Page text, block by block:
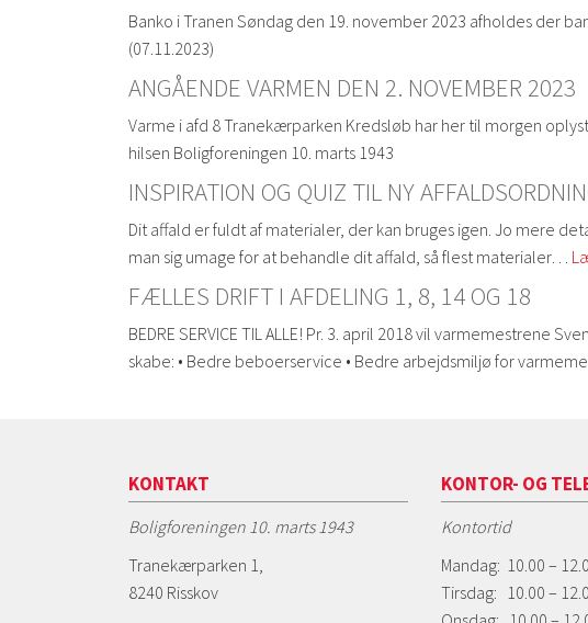
Banko i Tranen Søndag den 19. november 2023 afholdes der
(07.11.2023)
ANGÅENDE VARMEN DEN 2. NOVEMBER 2023
Varme i afd 8 Tranekærparken Kredsløb har her til morgen
hilsen Boligforeningen 10. marts 1943
INSPIRATION OG QUIZ TIL NY
Dit affald er fuldt af materialer, der kan bruges igen. Jo mere
man sig umage for at behandle dit affald, så flest materialer…
FÆLLES DRIFT I AFDELING 1, 8, 14 OG 18
BEDRE SERVICE TIL ALLE! Pr. 3. april 2018 vil
skabe: • Bedre beboerservice • Bedre arbejdsmiljø for
KONTAKT
Boligforeningen 10. marts 1943
Tranekærparken 1,
8240 Risskov
KONTOR- OG
Kontortid
Mandag: 10.00 –
Tirsdag: 10.00 –